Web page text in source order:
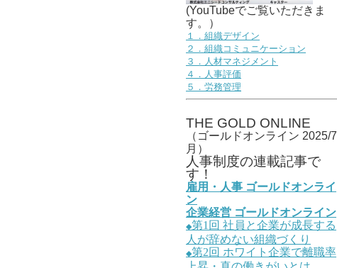
(YouTubeでご覧いただきま
す。）
１．組織デザイン
２．組織コミュニケーション
３．人材マネジメント
４．人事評価
５．労務管理
THE GOLD ONLINE
（ゴールドオンライン 2025/7
月）
人事制度の連載記事で
す！
雇用・人事 ゴールドオンライ
ン
企業経営 ゴールドオンライン
◆第1 回 社員と企業が成長する
人が辞めない組織づくり
◆第2回 ホワイト企業で離職率